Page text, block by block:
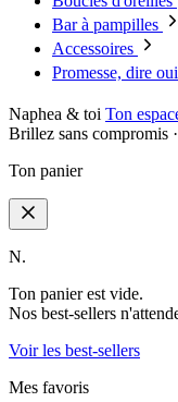
Bar à pampilles
Accessoires
Promesse, dire
Naphea & toi Ton
Brillez sans compromis
Ton panier
N.
Ton panier est vide.
Nos best-sellers
Voir les best-sellers
Mes favoris